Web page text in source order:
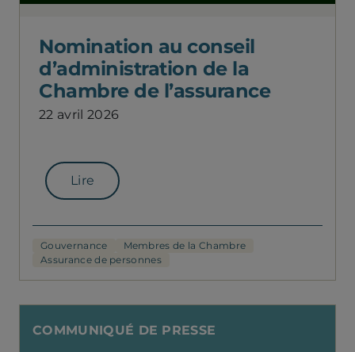
Nomination au conseil
d’administration de la
Chambre de l’assurance
22 avril 2026
Lire
Gouvernance
Membres de la Chambre
Assurance de personnes
COMMUNIQUÉ DE PRESSE